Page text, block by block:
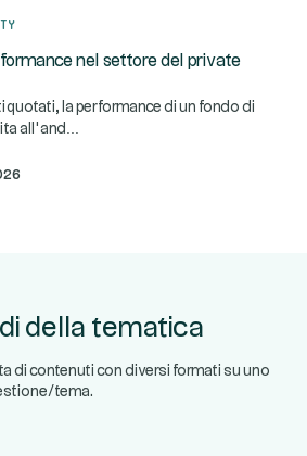
nel settore del private
la performance di un fondo di
all’and
della tematica
di contenuti con diversi formati su uno
tema.